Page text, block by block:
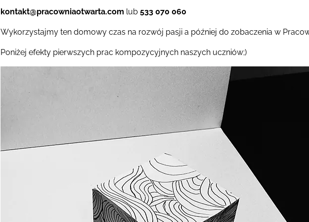
kontakt@pracowniaotwarta.com lub 533 070 060
Wykorzystajmy ten domowy czas na rozwój pasji a później do zobaczenia w
Poniżej efekty pierwszych prac kompozycyjnych naszych uczniów;)